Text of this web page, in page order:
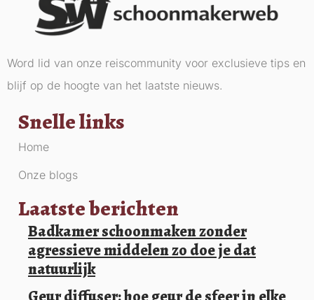
Word lid van onze reiscommunity voor exclusieve tips en
blijf op de hoogte van het laatste nieuws.
Snelle links
Home
Onze blogs
Laatste berichten
Badkamer schoonmaken zonder
agressieve middelen zo doe je dat
natuurlijk